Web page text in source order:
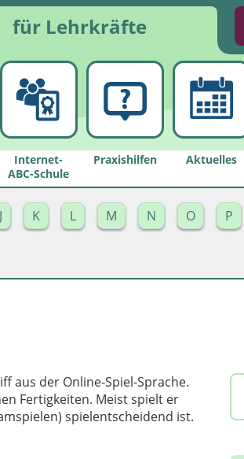
für Lehrkräfte
Internet-
ABC-Schule
Praxishilfen Aktuelles
J K L M N O P
aus der Online-Spiel-Sprache.
Fertigkeiten. Meist spielt er
spielentscheidend ist.